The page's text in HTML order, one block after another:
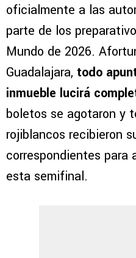
oficialmente a las
parte de los
Mundo de 2026.
Guadalajara, todo
inmueble lucirá
boletos se agotaron y
rojiblancos recibieron
correspondientes para
esta semifinal.